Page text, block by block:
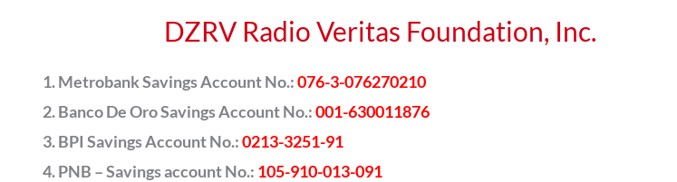
DZRV Radio Veritas Foundation, Inc.
Metrobank Savings Account No.:076-3-076270210
Banco De Oro Savings Account No.:001-630011876
BPI Savings Account No.:0213-3251-91
PNB – Savings account No.: 105-910-013-091